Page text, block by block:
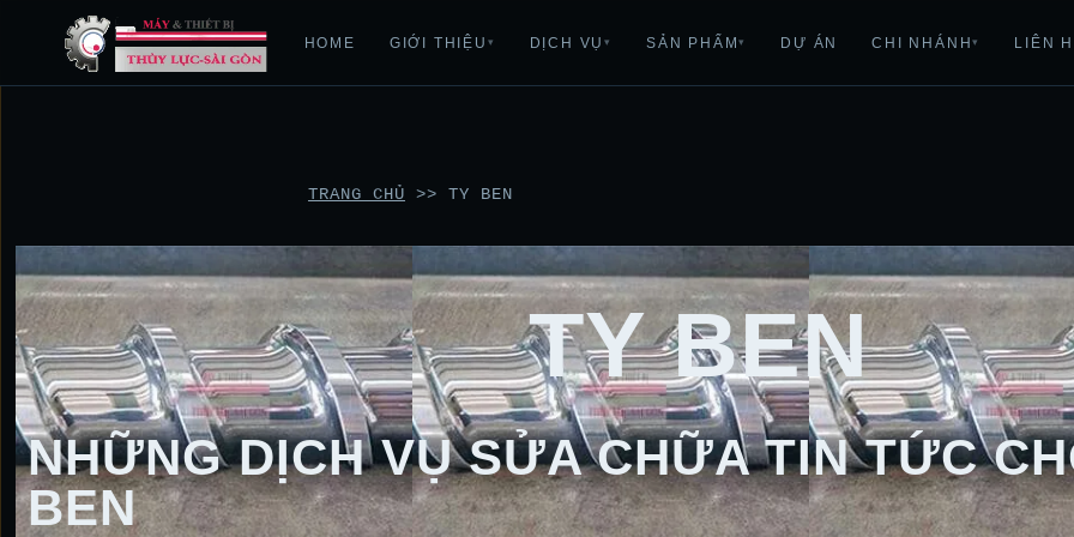
HOME GIỚI THIỆU ▾ DỊCH VỤ▾ SẢN PHẨM▾ DỰ ÁN CHI NHÁNH▾ LIÊN
TRANG CHỦ >> TY BEN
TY BEN
NHỮNG DỊCH VỤ SỬA CHỮA TIN TỨC
BEN